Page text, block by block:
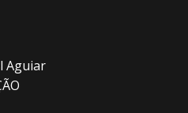
Aguiar